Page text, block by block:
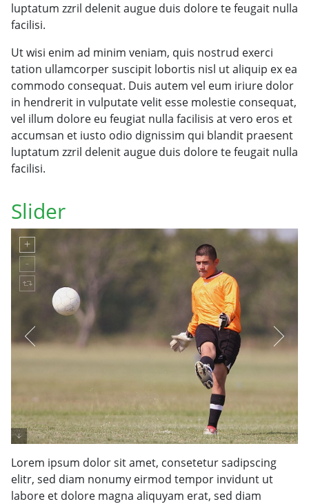
luptatum zzril delenit augue duis dolore te feugait nulla
facilisi.
Ut wisi enim ad minim veniam, quis nostrud exerci
tation ullamcorper suscipit lobortis nisl ut aliquip ex ea
commodo consequat. Duis autem vel eum iriure dolor
in hendrerit in vulputate velit esse molestie consequat,
vel illum dolore eu feugiat nulla facilisis at vero eros et
accumsan et iusto odio dignissim qui blandit praesent
luptatum zzril delenit augue duis dolore te feugait nulla
facilisi.
Slider
Lorem ipsum dolor sit amet, consetetur sadipscing
elitr, sed diam nonumy eirmod tempor invidunt ut
labore et dolore magna aliquyam erat, sed diam